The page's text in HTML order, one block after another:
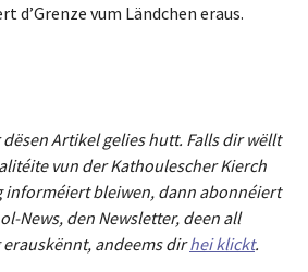
d’Grenze vum Ländchen eraus.
Artikel gelies hutt. Falls dir wëllt
e vun der Kathoulescher Kierch
informéiert bleiwen, dann abonnéiert
News, den Newsletter, deen all
erauskënnt, andeems dirhei klickt.